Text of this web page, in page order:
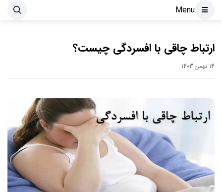
Menu
ارتباط چاقی با افسردگی چیست؟
14 بهمن 1403